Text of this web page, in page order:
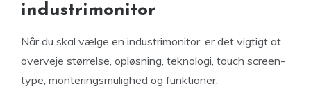
industrimonitor
Når du skal vælge en industrimonitor, er det vigtigt at
overveje størrelse, opløsning, teknologi, touch screen-
type, monteringsmulighed og funktioner.